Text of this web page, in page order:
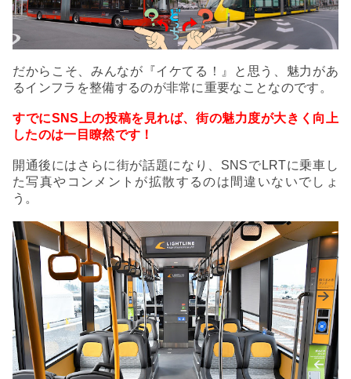
だからこそ、みんなが『イケてる！』と思う、魅力があ
るインフラを整備するのが非常に重要なことなのです。
すでにSNS上の投稿を見れば、街の魅力度が大きく向上
したのは一目瞭然です！
開通後にはさらに街が話題になり、SNSでLRTに乗車し
た写真やコンメントが拡散するのは間違いないでしょ
う。